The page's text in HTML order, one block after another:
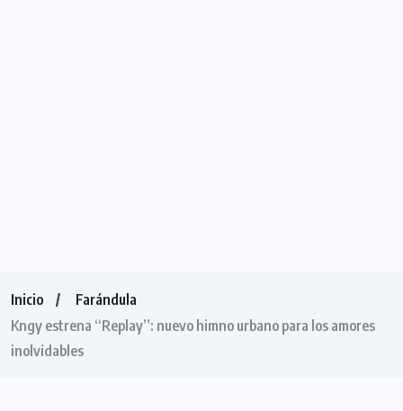
Inicio
Farándula
Kngy estrena “Replay”: nuevo himno urbano para los amores
inolvidables